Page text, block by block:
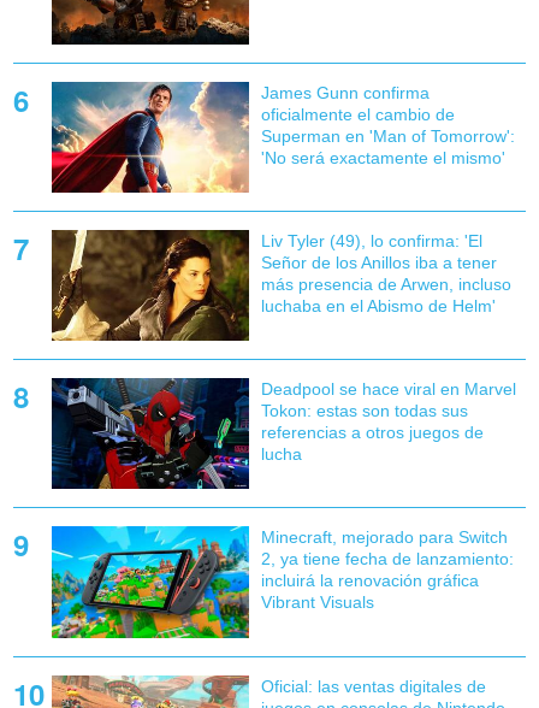
James Gunn confirma
oficialmente el cambio de
Superman en 'Man of Tomorrow':
'No será exactamente el mismo'
Liv Tyler (49), lo confirma: 'El
Señor de los Anillos iba a tener
más presencia de Arwen, incluso
luchaba en el Abismo de Helm'
Deadpool se hace viral en Marvel
Tokon: estas son todas sus
referencias a otros juegos de
lucha
Minecraft, mejorado para Switch
2, ya tiene fecha de lanzamiento:
incluirá la renovación gráfica
Vibrant Visuals
Oficial: las ventas digitales de